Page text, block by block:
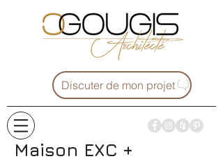
Discuter de mon projet
Maison EXC +